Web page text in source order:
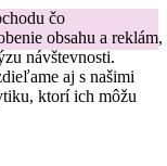
čo
obsahu a reklám,
návštevnosti.
aj s našimi
ktorí ich môžu